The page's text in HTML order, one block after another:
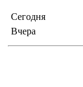
Сегодня
Вчера